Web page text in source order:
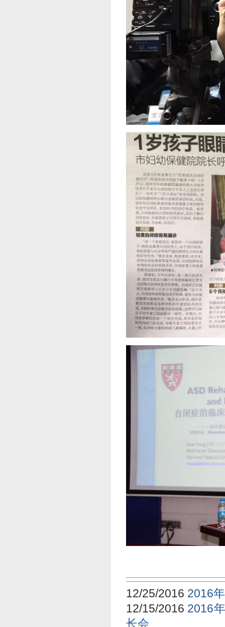
12/25/2016 2016
12/15/2016 2016
长会